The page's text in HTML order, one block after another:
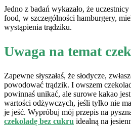
Jedno z badań wykazało, że
food, w szczególności hamburgery,
wystąpienia trądziku.
Uwaga na temat
Zapewne słyszałaś, że słodycze,
powodować trądzik. I owszem
powinnaś unikać, ale surowe kakao
wartości odżywczych, jeśli tylko nie
je jeść. Wypróbuj mój przepis na
czekoladę bez cukru idealną na